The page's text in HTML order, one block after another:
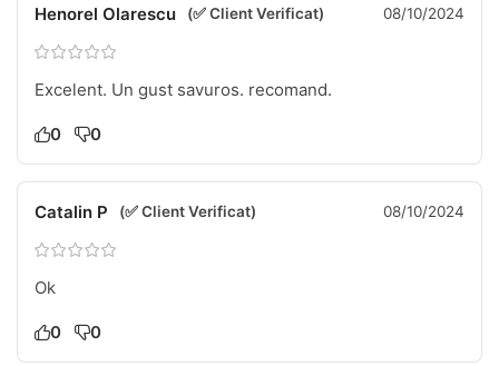
Henorel Olarescu (✅ Client Verificat) 08/10/2024
Excelent. Un gust savuros. recomand.
0 0
Catalin P (✅ Client Verificat) 08/10/2024
Ok
0 0